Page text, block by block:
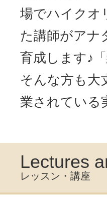
場でハイクオ
た講師がアナ
育成します♪
そんな方も大
業されている
Lectures
レッスン・講座